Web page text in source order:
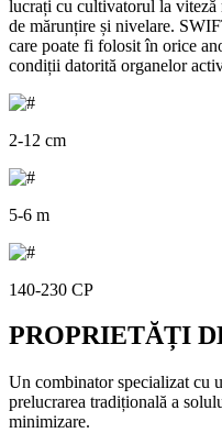
lucrați cu cultivatorul la viteză
de mărunțire și nivelare.
care poate fi folosit în orice
condiții datorită organelor
2-12 cm
5-6 m
140-230 CP
PROPRIETĂȚI
Un combinator specializat cu
prelucrarea tradițională a
minimizare.